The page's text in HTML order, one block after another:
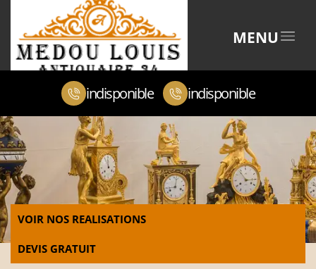
MENU
indisponible indisponible
VOIR NOS REALISATIONS
DEVIS GRATUIT